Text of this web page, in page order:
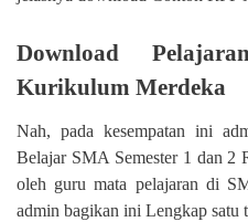
Download
Kurikulum Merdeka
Nah, pada kesempatan ini
Belajar SMA Semester 1 dan 2
oleh guru mata pelajaran di
admin bagikan ini Lengkap satu